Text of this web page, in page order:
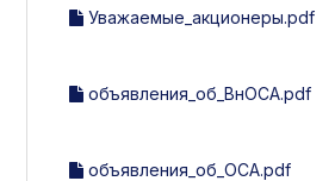
Уважаемые_акционеры.pdf
объявления_об_ВнОСА.pdf
объявления_об_ОСА.pdf